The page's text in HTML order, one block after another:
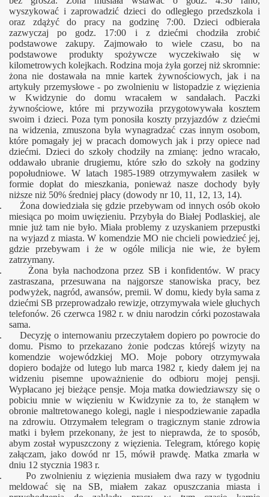
wyszykować i zaprowadzić dzieci do odległego przedszkola i
oraz zdążyć do pracy na godzinę 7:00. Dzieci odbierała
zazwyczaj po godz. 17:00 i z dziećmi chodziła zrobić
podstawowe zakupy. Zajmowało to wiele czasu, bo na
podstawowe produkty spożywcze wyczekiwało się w
kilometrowych kolejkach. Rodzina moja żyła gorzej niż skromnie:
żona nie dostawała na mnie kartek żywnościowych, jak i na
artykuły przemysłowe - po zwolnieniu w listopadzie z więzienia
w Kwidzynie do domu wracałem w sandałach. Paczki
żywnościowe, które mi przywoziła przygotowywała kosztem
swoim i dzieci. Poza tym ponosiła koszty przyjazdów z dziećmi
na widzenia, zmuszona była wynagradzać czas innym osobom,
które pomagały jej w pracach domowych jak i przy opiece nad
dziećmi. Dzieci do szkoły chodziły na zmianę: jedno wracało,
oddawało ubranie drugiemu, które szło do szkoły na godziny
popołudniowe. W latach 1985-1989 otrzymywałem zasiłek w
formie dopłat do mieszkania, ponieważ nasze dochody były
niższe niż 50% średniej płacy (dowody nr 10, 11, 12, 13, 14).
Żona dowiedziała się gdzie przebywam od innych osób około
miesiąca po moim uwięzieniu. Przybyła do Białej Podlaskiej, ale
mnie już tam nie było. Miała problemy z uzyskaniem przepustki
na wyjazd z miasta. W komendzie MO nie chcieli powiedzieć jej,
gdzie przebywam i że w ogóle milicja nie wie, że byłem
zatrzymany.
Żona była nachodzona przez SB i konfidentów. W pracy
zastraszana, przesuwana na najgorsze stanowiska pracy, bez
podwyżek, nagród, awansów, premii. W domu, kiedy była sama z
dziećmi SB przeprowadzało rewizje, otrzymywała wiele głuchych
telefonów. 26 czerwca 1982 r. w dniu narodzin córki pozostawała
sama.
Decyzję o internowaniu przeczytałem dopiero po powrocie do
domu. Pismo to przekazano żonie podczas którejś wizyty na
komendzie wojewódzkiej MO. Moje pobory otrzymywała
dopiero bodajże od lutego lub marca 1982 r, kiedy dałem jej na
widzeniu pisemne upoważnienie do odbioru mojej pensji.
Wypłacano jej bieżące pensje. Moja matka dowiedziawszy się o
pobiciu mnie w więzieniu w Kwidzynie za to, że stanąłem w
obronie maltretowanego kolegi, nagle i niespodziewanie zapadła
na zdrowiu. Otrzymałem telegram o tragicznym stanie zdrowia
matki i byłem przekonany, że jest to nieprawda, że to sposób,
abym został wypuszczony z więzienia. Telegram, którego kopię
załączam, jako dowód nr 15, mówił prawdę. Matka zmarła w
dniu 12 stycznia 1983 r.
Po zwolnieniu z więzienia musiałem dwa razy w tygodniu
meldować się na SB, miałem zakaz opuszczania miasta i